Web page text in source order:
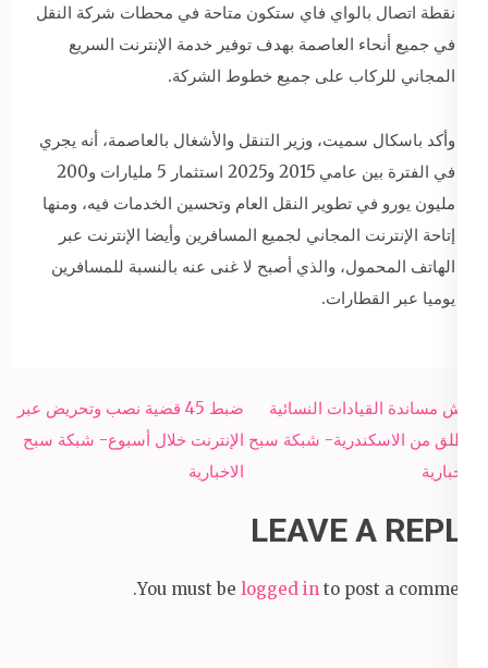
نقطة اتصال بالواي فاي ستكون متاحة في محطات شركة النقل
في جميع أنحاء العاصمة بهدف توفير خدمة الإنترنت السريع
المجاني للركاب على جميع خطوط الشركة.
وأكد باسكال سميت، وزير التنقل والأشغال بالعاصمة، أنه يجري
في الفترة بين عامي 2015 و2025 استثمار 5 مليارات و200
مليون يورو في تطوير النقل العام وتحسين الخدمات فيه، ومنها
إتاحة الإنترنت المجاني لجميع المسافرين وأيضا الإنترنت عبر
الهاتف المحمول، والذي أصبح لا غنى عنه بالنسبة للمسافرين
يوميا عبر القطارات.
Post
navigation
ضبط 45 قضية نصب وتحريض عبر
الإنترنت خلال أسبوع- شبكة سبح
الاخبارية
ورش مساندة القيادات النسائية
تنطلق من الاسكندرية- شبكة سبح
الاخبارية
LEAVE A REPLY
You must be logged in to post a comment.